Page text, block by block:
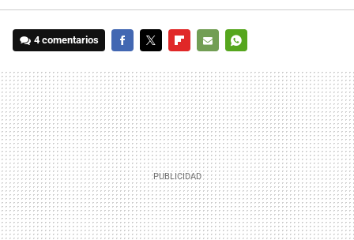
4 comentarios
MAIL